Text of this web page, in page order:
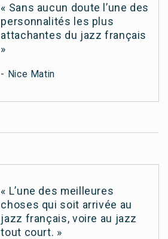
« Sans aucun doute l’une des
personnalités les plus
attachantes du jazz français
»
- Nice Matin
« L’une des meilleures
choses qui soit arrivée au
jazz français, voire au jazz
tout court. »